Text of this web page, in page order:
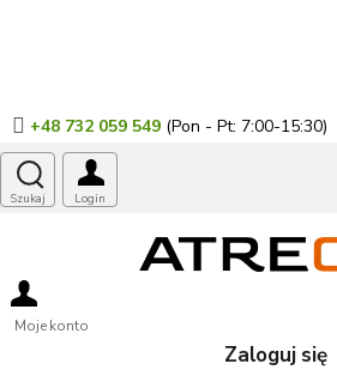
+48 732 059 549
Moje konto
Zaloguj się